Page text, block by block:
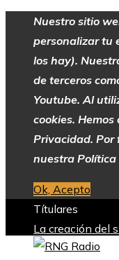
Nuestro sitio
personalizar tu
los hay).
de terceros
Youtube. Al
cookies.
Privacidad. Por
nuestra
Ok, Acepto
Títulares
La creación del
tras la Gran